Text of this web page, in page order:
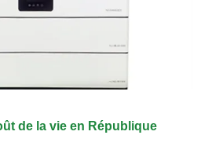
de la vie en République